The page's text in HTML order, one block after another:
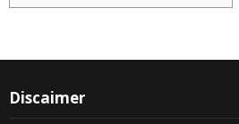
Discaimer